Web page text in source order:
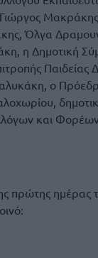
Όλγα
η Δημοτική
Παιδείας
o
και Φορέων
πρώτης ημέρας